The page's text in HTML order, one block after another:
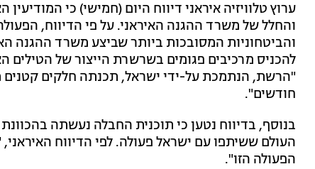
ערוץ טלוויזיה איראני דיווח היום (חמישי) כי
והחלל של משרד ההגנה האיראני. על פי הדיווח,
והביטחוניות המסובכות ביותר שביצע משרד ההגנה
להכניס מרכיבים פגומים בשרשרת הייצור של הטילים
"הרשת, הנתמכת על-ידי ישראל, תכנתה חלקים קטנים
חודשים".
בנוסף, בדיווח נטען כי תוכנית החבלה נעשתה בהכוונת
העולם ששיתפו עם ישראל פעולה. לפי הדיווח האיראני,
הפעולה הזו".